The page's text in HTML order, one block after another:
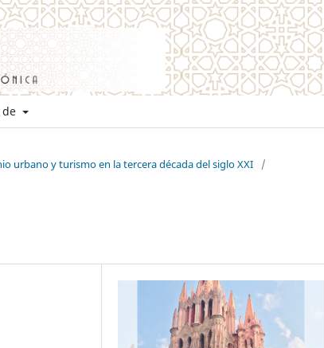
de
urbano y turismo en la tercera década del siglo XXI
/